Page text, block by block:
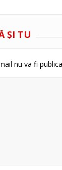
ŞI TU
nu va fi